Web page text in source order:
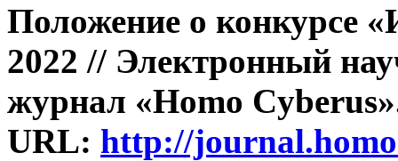
Положение о конкурсе
2022 // Электронный
журнал «Homo
URL: http://